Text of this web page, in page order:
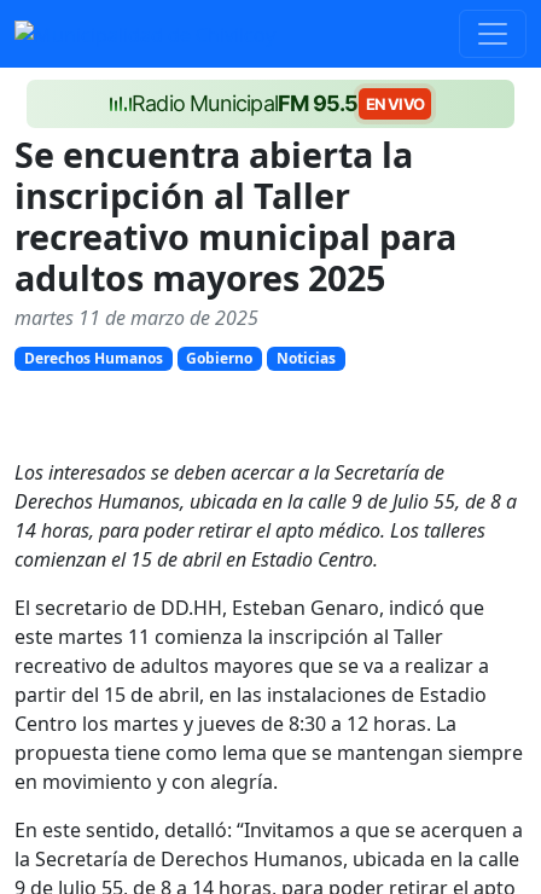
Radio MunicipalFM 95.5 EN VIVO
Se encuentra abierta la
inscripción al Taller
recreativo municipal para
adultos mayores 2025
martes 11 de marzo de 2025
Derechos Humanos Gobierno Noticias
Los interesados se deben acercar a la Secretaría de
Derechos Humanos, ubicada en la calle 9 de Julio 55, de 8 a
14 horas, para poder retirar el apto médico. Los talleres
comienzan el 15 de abril en Estadio Centro.
El secretario de DD.HH, Esteban Genaro, indicó que
este martes 11 comienza la inscripción al Taller
recreativo de adultos mayores que se va a realizar a
partir del 15 de abril, en las instalaciones de Estadio
Centro los martes y jueves de 8:30 a 12 horas. La
propuesta tiene como lema que se mantengan siempre
en movimiento y con alegría.
En este sentido, detalló: “Invitamos a que se acerquen a
la Secretaría de Derechos Humanos, ubicada en la calle
9 de Julio 55, de 8 a 14 horas, para poder retirar el apto